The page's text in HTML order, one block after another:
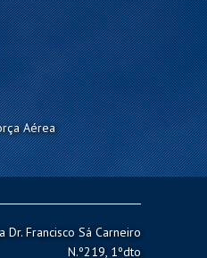
Aérea
Dr. Francisco Sá Carneiro
N.º219, 1ºdto